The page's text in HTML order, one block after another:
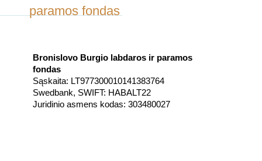
paramos fondas
Bronislovo Burgio labdaros ir paramos
fondas
Sąskaita: LT977300010141383764
Swedbank, SWIFT: HABALT22
Juridinio asmens kodas: 303480027